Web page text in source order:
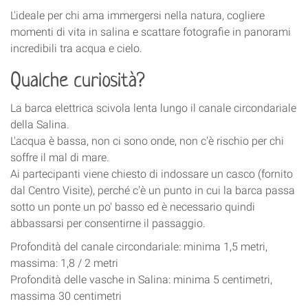
L'ideale per chi ama immergersi nella natura, cogliere
momenti di vita in salina e scattare fotografie in panorami
incredibili tra acqua e cielo.
Qualche curiosità?
La barca elettrica scivola lenta lungo il canale circondariale
della Salina.
L'acqua è bassa, non ci sono onde, non c'è rischio per chi
soffre il mal di mare.
Ai partecipanti viene chiesto di indossare un casco (fornito
dal Centro Visite), perché c'è un punto in cui la barca passa
sotto un ponte un po' basso ed è necessario quindi
abbassarsi per consentirne il passaggio.
Profondità del canale circondariale: minima 1,5 metri,
massima: 1,8 / 2 metri
Profondità delle vasche in Salina: minima 5 centimetri,
massima 30 centimetri